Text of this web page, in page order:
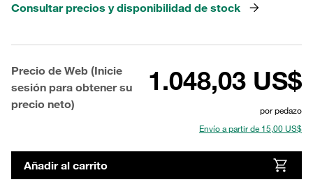
Consultar precios y disponibilidad de stock
Precio de Web (Inicie
sesión para obtener su
precio neto)
1.048,03 US$
por pedazo
Envío a partir de 15,00 US$
Añadir al carrito